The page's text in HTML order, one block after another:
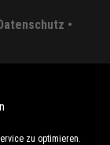
zu optimieren.
•